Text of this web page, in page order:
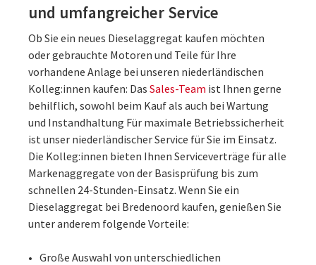
und umfangreicher Service
Ob Sie ein neues Dieselaggregat kaufen möchten
oder gebrauchte Motoren und Teile für Ihre
vorhandene Anlage bei unseren niederländischen
Kolleg:innen kaufen: Das Sales-Team ist Ihnen gerne
behilflich, sowohl beim Kauf als auch bei Wartung
und Instandhaltung Für maximale Betriebssicherheit
ist unser niederländischer Service für Sie im Einsatz.
Die Kolleg:innen bieten Ihnen Serviceverträge für alle
Markenaggregate von der Basisprüfung bis zum
schnellen 24-Stunden-Einsatz. Wenn Sie ein
Dieselaggregat bei Bredenoord kaufen, genießen Sie
unter anderem folgende Vorteile:
Große Auswahl von unterschiedlichen